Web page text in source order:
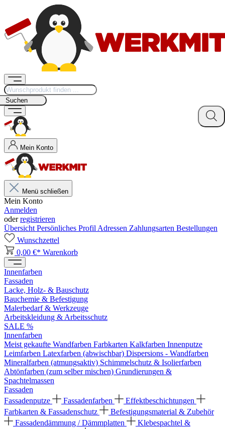
Suchen
Mein Konto
Menü schließen
Mein Konto
Anmelden
oderregistrieren
Übersicht Persönliches Profil Adressen Zahlungsarten Bestellungen
Wunschzettel
0,00 €* Warenkorb
Innenfarben
Fassaden
Lacke, Holz- & Bauschutz
Bauchemie & Befestigung
Malerbedarf & Werkzeuge
Arbeitskleidung & Arbeitsschutz
SALE %
Innenfarben
Meist gekaufte Wandfarben Farbkarten Kalkfarben Innenputze
Leimfarben Latexfarben (abwischbar) Dispersions - Wandfarben
Mineralfarben (atmungsaktiv) Schimmelschutz & Isolierfarben
Abtönfarben (zum selber mischen) Grundierungen &
Spachtelmassen
Fassaden
Fassadenputze
Fassadenfarben
Effektbeschichtungen
Farbkarten & Fassadenschutz
Befestigungsmaterial & Zubehör
Fassadendämmung / Dämmplatten
Klebespachtel &